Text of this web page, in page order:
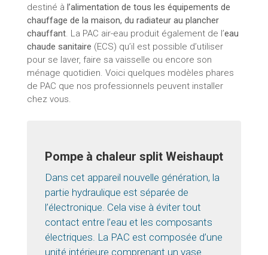
destiné à l’alimentation de tous les équipements de
chauffage de la maison, du radiateur au plancher
chauffant . La PAC air-eau produit également de l’eau
chaude sanitaire (ECS) qu’il est possible d’utiliser
pour se laver, faire sa vaisselle ou encore son
ménage quotidien. Voici quelques modèles phares
de PAC que nos professionnels peuvent installer
chez vous.
Pompe à chaleur split Weishaupt
Dans cet appareil nouvelle génération, la
partie hydraulique est séparée de
l’électronique. Cela vise à éviter tout
contact entre l’eau et les composants
électriques. La PAC est composée d’une
unité intérieure comprenant un vase